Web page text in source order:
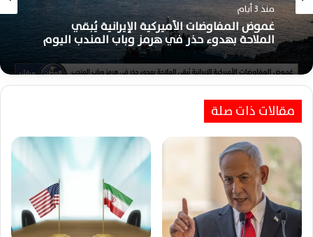
منذ 3 أيام
غموض المفاوضات الأميركية الإيرانية يُبقي
الملاحة بهدوء حذر في هرمز وباب المندب اليوم
مقالات ذات صلة